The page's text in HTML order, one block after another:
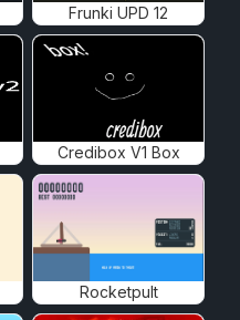
Frunki UPD 12
Credibox V1 Box
Rocketpult